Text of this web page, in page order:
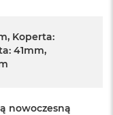
Koperta:
41mm,
nowoczesną